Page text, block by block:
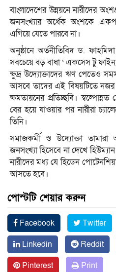
বাংলাদেশের উন্নয়নে নারীদের
জনসংখ্যার অর্ধেক অংশকে
এগিয়ে যেতে পারবে না।
অনুষ্ঠানে অর্তনীতিবিদ ড.
সবচেয়ে বড় বাধা ‘ একসেস টু
ক্ষুদ্র উদ্যোক্তাদের ঋণ পেতেও
আসবে তাদের এই বিষয়টিতে নজর
ক্ষমতায়নের প্রতিচ্ছবি।
বের হয়ে যাওয়ার পর নারীরা
তিনি।
সমাজকর্মী ও উদ্যোক্তা
জনসংখ্যা হিসেবে না দেখে
নারীদের মধ্য যে হিডেন
আসতে হবে।
পোস্টটি শেয়ার করুন
Facebook Twitter
Linkedin
Reddit
Pinterest
Print